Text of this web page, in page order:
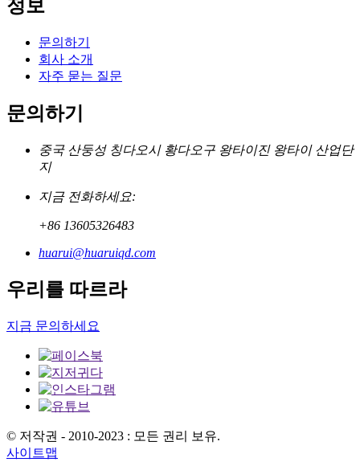
정보
문의하기
회사 소개
자주 묻는 질문
문의하기
중국 산둥성 칭다오시 황다오구 왕타이진 왕타이 산업단
지
지금 전화하세요:
+86 13605326483
huarui@huaruiqd.com
우리를 따르라
지금 문의하세요
© 저작권 - 2010-2023 : 모든 권리 보유.
사이트맵